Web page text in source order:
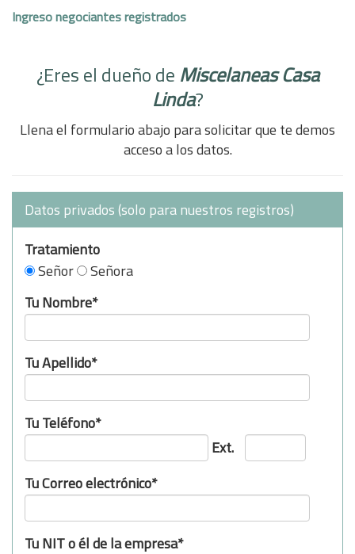
Ingreso negociantes registrados
¿Eres el dueño de Miscelaneas Casa
Linda?
Llena el formulario abajo para solicitar que te demos
acceso a los datos.
Datos privados (solo para nuestros registros)
Tratamiento
Señor
Señora
Tu Nombre*
Tu Apellido*
Tu Teléfono*
Ext.
Tu Correo electrónico*
Tu NIT o él de la empresa*